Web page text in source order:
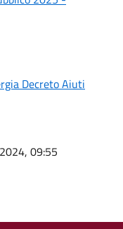
Decreto Aiuti
09:55